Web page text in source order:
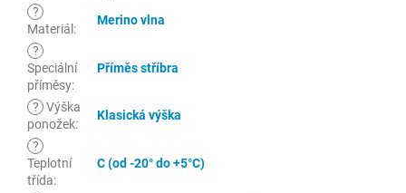
?
Materiál :
Merino vlna
?
Speciální
příměsy:
Příměs stříbra
? Výška
ponožek:
Klasická výška
?
Teplotní
třída:
C (od -20° do +5°C)